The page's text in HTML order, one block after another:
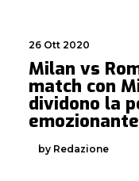
26 Ott 2020
Milan vs
match con
dividono la
emozionante
by Redazione